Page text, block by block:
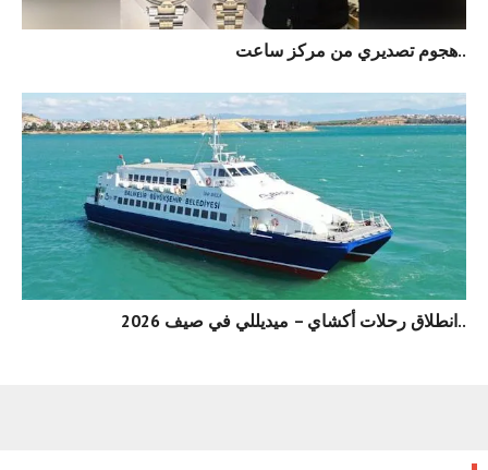
هجوم تصديري من مركز ساعت..
انطلاق رحلات أكشاي – ميديللي في صيف 2026..